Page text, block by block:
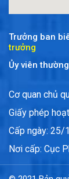
Trưởng ban
trưởng
Ủy viên
Cơ quan chủ
Giấy phép
Cấp ngày:
Nơi cấp: Cục